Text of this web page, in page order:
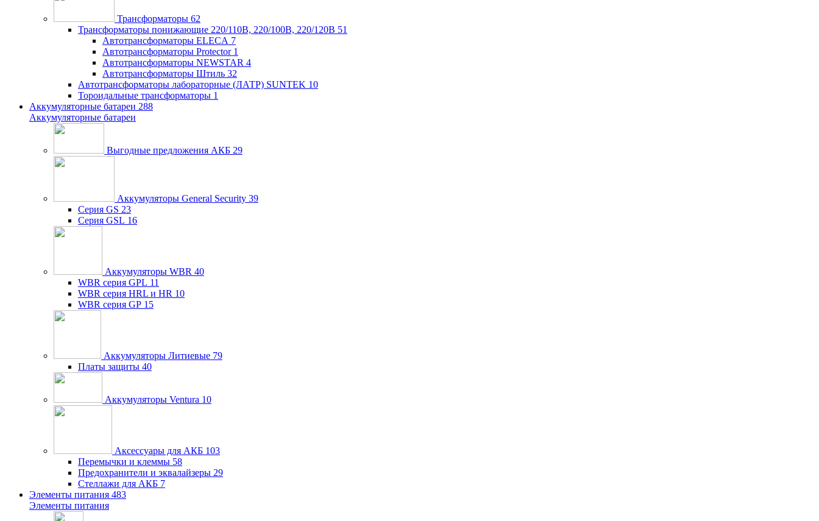
Трансформаторы 62
Трансформаторы понижающие 220/110В, 220/100В, 220/120В 51
Автотрансформаторы ELECA 7
Автотрансформаторы Protector 1
Автотрансформаторы NEWSTAR 4
Автотрансформаторы Штиль 32
Автотрансформаторы лабораторные (ЛАТР) SUNTEK 10
Тороидальные трансформаторы 1
Аккумуляторные батареи 288
Аккумуляторные батареи
Выгодные предложения АКБ 29
Аккумуляторы General Security 39
Серия GS 23
Серия GSL 16
Аккумуляторы WBR 40
WBR серия GPL 11
WBR серия HRL и HR 10
WBR серия GP 15
Аккумуляторы Литиевые 79
Платы защиты 40
Аккумуляторы Ventura 10
Аксессуары для АКБ 103
Перемычки и клеммы 58
Предохранители и эквалайзеры 29
Стеллажи для АКБ 7
Элементы питания 483
Элементы питания